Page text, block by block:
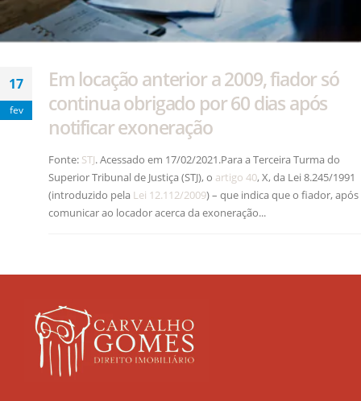
17
fev
Em locação anterior a 2009, fiador só
continua obrigado por 60 dias após
notificar exoneração
Fonte: STJ. Acessado em 17/02/2021.Para a Terceira Turma do
Superior Tribunal de Justiça (STJ), o artigo 40, X, da Lei 8.245/1991
(introduzido pela Lei 12.112/2009) – que indica que o fiador, após
comunicar ao locador acerca da exoneração...